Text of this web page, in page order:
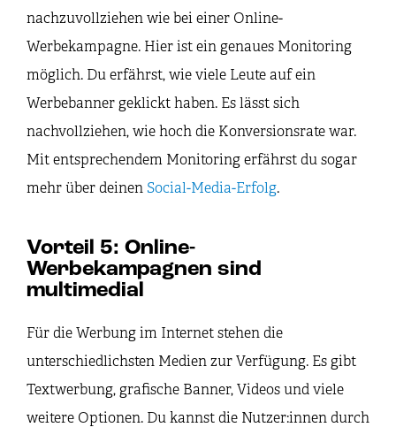
nachzuvollziehen wie bei einer Online-
Werbekampagne. Hier ist ein genaues Monitoring
möglich. Du erfährst, wie viele Leute auf ein
Werbebanner geklickt haben. Es lässt sich
nachvollziehen, wie hoch die Konversionsrate war.
Mit entsprechendem Monitoring erfährst du sogar
mehr über deinen Social-Media-Erfolg.
Vorteil 5: Online-
Werbekampagnen sind
multimedial
Für die Werbung im Internet stehen die
unterschiedlichsten Medien zur Verfügung. Es gibt
Textwerbung, grafische Banner, Videos und viele
weitere Optionen. Du kannst die Nutzer:innen durch